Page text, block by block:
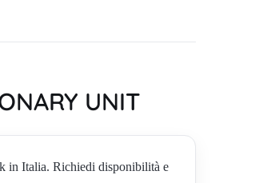
UNIT
in Italia. Richiedi disponibilità e